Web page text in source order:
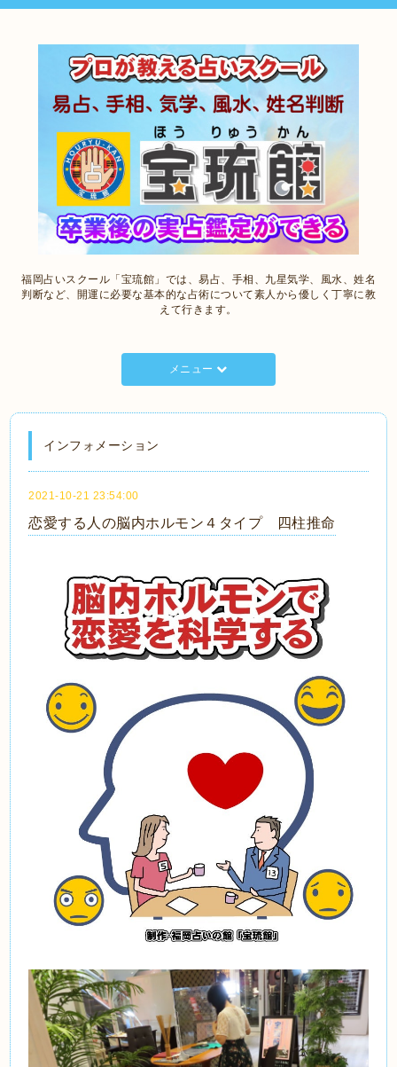
福岡占いスクール「宝琉館」では、易占、手相、九星気学、風水、姓名
判断など、開運に必要な基本的な占術について素人から優しく丁寧に教
えて行きます。
メニュー
インフォメーション
2021-10-21 23:54:00
恋愛する人の脳内ホルモン４タイプ 四柱推命